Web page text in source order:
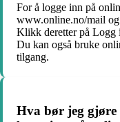
For å logge inn på
www.online.no/mail og
Klikk deretter på Logg
Du kan også bruke
tilgang.
Hva bør jeg gjøre